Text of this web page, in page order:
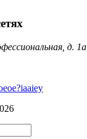
д. 1а